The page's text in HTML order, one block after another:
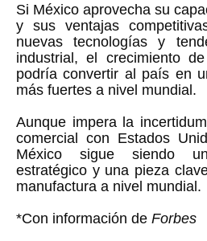
Si México aprovecha su
y sus ventajas
nuevas tecnologías y
industrial, el crecimiento
podría convertir al país en
más fuertes a nivel mundial.
Aunque impera la
comercial con Estados
México sigue siendo
estratégico y una pieza
manufactura a nivel mundial.
*Con información de Forbes